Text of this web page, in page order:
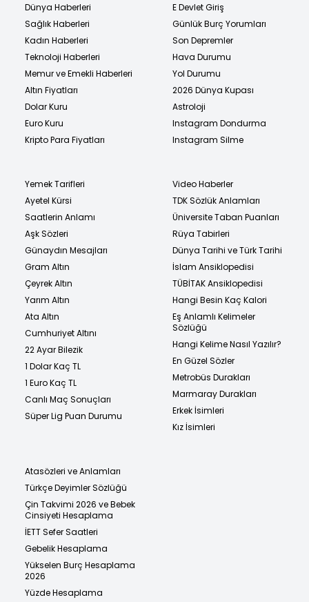
Dünya Haberleri
Sağlık Haberleri
Kadın Haberleri
Teknoloji Haberleri
Memur ve Emekli Haberleri
Altın Fiyatları
Dolar Kuru
Euro Kuru
Kripto Para Fiyatları
E Devlet Giriş
Günlük Burç Yorumları
Son Depremler
Hava Durumu
Yol Durumu
2026 Dünya Kupası
Astroloji
Instagram Dondurma
Instagram Silme
Yemek Tarifleri
Ayetel Kürsi
Saatlerin Anlamı
Aşk Sözleri
Günaydın Mesajları
Gram Altın
Çeyrek Altın
Yarım Altın
Ata Altın
Cumhuriyet Altını
22 Ayar Bilezik
1 Dolar Kaç TL
1 Euro Kaç TL
Canlı Maç Sonuçları
Süper Lig Puan Durumu
Video Haberler
TDK Sözlük Anlamları
Üniversite Taban Puanları
Rüya Tabirleri
Dünya Tarihi ve Türk Tarihi
İslam Ansiklopedisi
TÜBİTAK Ansiklopedisi
Hangi Besin Kaç Kalori
Eş Anlamlı Kelimeler
Sözlüğü
Hangi Kelime Nasıl Yazılır?
En Güzel Sözler
Metrobüs Durakları
Marmaray Durakları
Erkek İsimleri
Kız İsimleri
Atasözleri ve Anlamları
Türkçe Deyimler Sözlüğü
Çin Takvimi 2026 ve Bebek
Cinsiyeti Hesaplama
İETT Sefer Saatleri
Gebelik Hesaplama
Yükselen Burç Hesaplama
2026
Yüzde Hesaplama